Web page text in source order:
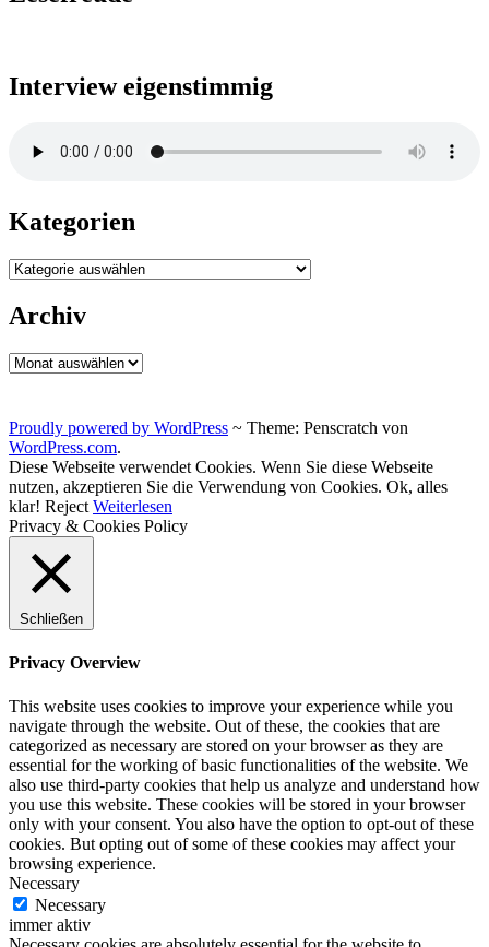
Interview eigenstimmig
Kategorien
Kategorien
Archiv
Archiv
Proudly powered by WordPress ~ Theme: Penscratch von
WordPress.com.
Diese Webseite verwendet Cookies. Wenn Sie diese Webseite
nutzen, akzeptieren Sie die Verwendung von Cookies. Ok, alles
klar! Reject Weiterlesen
Privacy & Cookies Policy
Schließen
Privacy Overview
This website uses cookies to improve your experience while you
navigate through the website. Out of these, the cookies that are
categorized as necessary are stored on your browser as they are
essential for the working of basic functionalities of the website. We
also use third-party cookies that help us analyze and understand how
you use this website. These cookies will be stored in your browser
only with your consent. You also have the option to opt-out of these
cookies. But opting out of some of these cookies may affect your
browsing experience.
Necessary
Necessary
immer aktiv